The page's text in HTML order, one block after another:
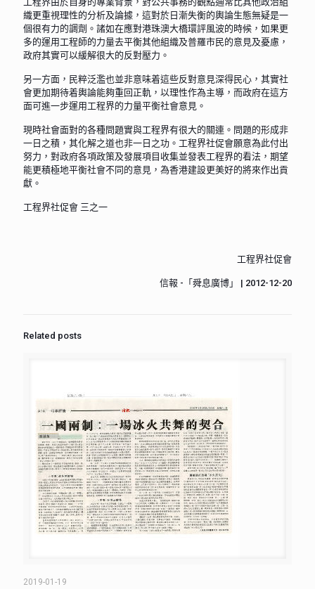
織更重視理性的分析及論據，這對於日漸失衡的輿論生態無疑是一
個很有力的調劑。諸如在應對港珠澳大橋環評風波的時候，如果更
多的運用工程師的力量去平衡其他組織及普羅市民的意見及憂慮，
政府其實可以緩解很大的反對壓力。
另一方面，民粹泛濫也並非意味着這些反對意見深得民心，其實社
會更加期待着輿論能夠重回正軌，以理性作為主導，而政府在這方
面可進一步運用工程界的力量平衡社會意見。
現時社會面對的各種問題實與工程界有很大的關連。問題的形成非
一日之積，其化解之道也非一日之功。工程界社促會願意為此付出
努力，對政府各項政策及發展項目收集並發表工程界的看法，期望
能更積極地平衡社會不同的意見，為香港建設更美好的將來作出貢
獻。
工程界社促會 三之一
工程界社促會
信報 -「舜息廣博」 | 2012-12-20
Related posts
2019-01-19